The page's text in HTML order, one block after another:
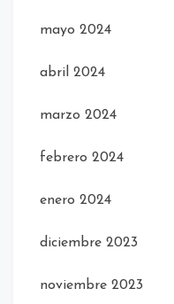
mayo 2024
abril 2024
marzo 2024
febrero 2024
enero 2024
diciembre 2023
noviembre 2023